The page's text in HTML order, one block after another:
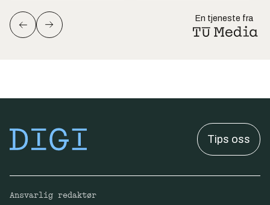
En tjeneste fra
Tips oss
Ansvarlig redaktør